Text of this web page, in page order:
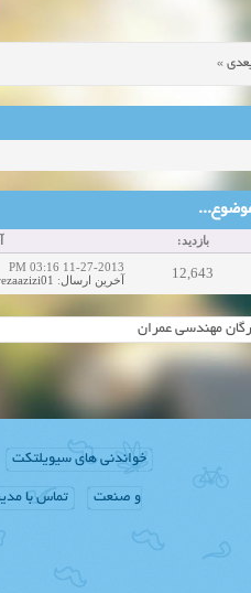
»
بازدید:
12,643
11-27-2013 03:16 PM
آخرین ارسال:
خواندنی های سیویلتکت
و صنعت تماس با